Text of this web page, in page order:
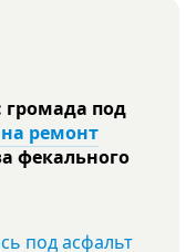
громада под
ремонт
фекального
под асфальт